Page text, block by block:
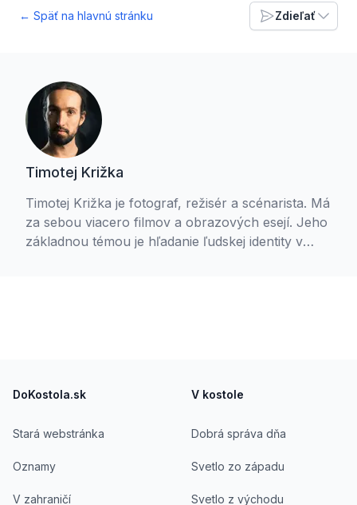
← Späť na hlavnú stránku Zdieľať
Timotej Križka
Timotej Križka je fotograf, režisér a scénarista. Má
za sebou viacero filmov a obrazových esejí. Jeho
základnou témou je hľadanie ľudskej identity v
DoKostola.sk
Stará webstránka
Oznamy
V zahraničí
V kostole
Dobrá správa dňa
Svetlo zo západu
Svetlo z východu